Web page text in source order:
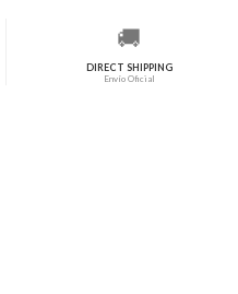
🚚
DIRECT SHIPPING
Envío Oficial